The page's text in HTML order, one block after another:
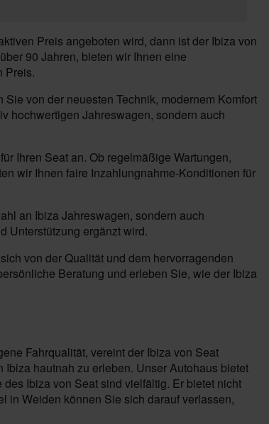
Preis angeboten wird, dann ist der Ibiza von
90 Jahren, bieten wir Ihnen eine
Preis.
von der neuesten Technik, modernem Komfort
hochwertigen Jahreswagen, sondern auch
Ihren Seat an. Ob regelmäßige Wartungen,
wir Ihnen faire Inzahlungnahme-Konditionen für
an Ibiza Jahreswagen, sondern auch
Unterstützung ergänzt wird.
von der Qualität und dem hervorragenden
Beratung und erleben Sie, wie der Ibiza
Fahrqualität, vereint der Ibiza von Seat
hautnah zu erleben. Unser Autohaus bietet
Ibiza von Seat sind vielfältig. Er bietet nicht
in Weiden können Sie sich darauf verlassen,